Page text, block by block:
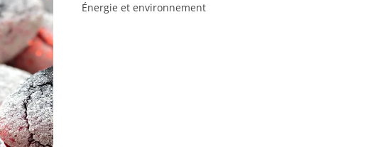
Énergie et environnement